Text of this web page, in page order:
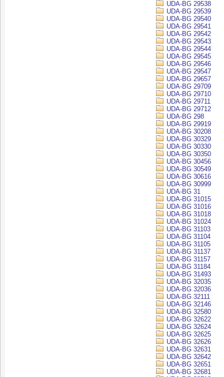
UDA-BG 29538
UDA-BG 29539
UDA-BG 29540
UDA-BG 29541
UDA-BG 29542
UDA-BG 29543
UDA-BG 29544
UDA-BG 29545
UDA-BG 29546
UDA-BG 29547
UDA-BG 29657
UDA-BG 29709
UDA-BG 29710
UDA-BG 29711
UDA-BG 29712
UDA-BG 298
UDA-BG 29919
UDA-BG 30208
UDA-BG 30329
UDA-BG 30330
UDA-BG 30350
UDA-BG 30456
UDA-BG 30549
UDA-BG 30616
UDA-BG 30999
UDA-BG 31
UDA-BG 31015
UDA-BG 31016
UDA-BG 31018
UDA-BG 31024
UDA-BG 31103
UDA-BG 31104
UDA-BG 31105
UDA-BG 31137
UDA-BG 31157
UDA-BG 31184
UDA-BG 31493
UDA-BG 32035
UDA-BG 32036
UDA-BG 32111
UDA-BG 32146
UDA-BG 32580
UDA-BG 32622
UDA-BG 32624
UDA-BG 32625
UDA-BG 32626
UDA-BG 32631
UDA-BG 32642
UDA-BG 32651
UDA-BG 32681